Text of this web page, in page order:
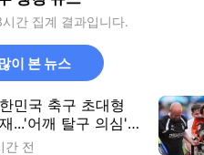
간 집계 결과입니다.
이 본 뉴스
민국 축구 초대형
...'어깨 탈구 의심'
카스트로프 몇 주
간 전